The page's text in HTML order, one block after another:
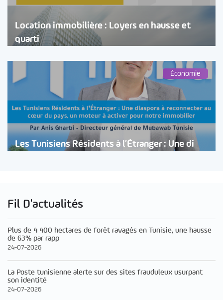
Location immobilière : Loyers en hausse et
quarti
Économie
Les Tunisiens Résidents à l’Étranger : Une di
Fil D'actualités
Plus de 4 400 hectares de forêt ravagés en Tunisie, une hausse
de 63% par rapp
24-07-2026
La Poste tunisienne alerte sur des sites frauduleux usurpant
son identité
24-07-2026